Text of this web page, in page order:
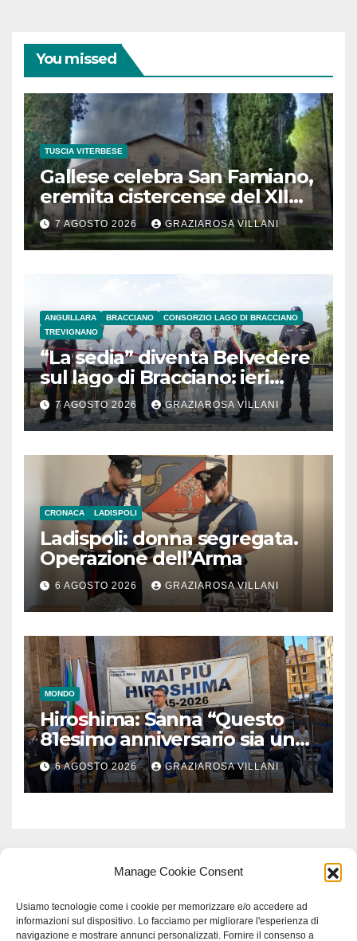
Manage Cookie Consent
Usiamo tecnologie come i cookie per memorizzare e/o accedere ad
informazioni sul dispositivo. Lo facciamo per migliorare l'esperienza di
navigazione e mostrare annunci personalizzati. Fornire il consenso a
You missed
TUSCIA VITERBESE
Gallese celebra San Famiano,
eremita cistercense del XII
secolo
7 AGOSTO 2026 GRAZIAROSA VILLANI
ANGUILLARA BRACCIANO
CONSORZIO LAGO DI BRACCIANO
TREVIGNANO
“La sedia” diventa Belvedere
sul lago di Bracciano: ieri
l’inaugurazione
7 AGOSTO 2026 GRAZIAROSA VILLANI
CRONACA LADISPOLI
Ladispoli: donna segregata.
Operazione dell’Arma
6 AGOSTO 2026 GRAZIAROSA VILLANI
MONDO
Hiroshima: Sanna “Questo
81esimo anniversario sia un
monito per tutti”
6 AGOSTO 2026 GRAZIAROSA VILLANI